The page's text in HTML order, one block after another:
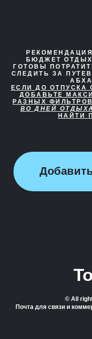
БЮДЖЕТ
ГОТОВЫ
СЛЕДИТЬ ЗА
ЕСЛИ ДО ОТПУСКА
ДОБАВЬТЕ
РАЗНЫХ
ВО ДНЕЙ
НАЙТИ
© All
Почта для связи и